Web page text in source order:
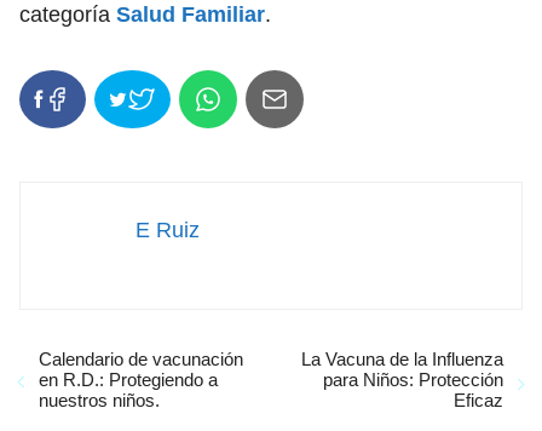
categoría Salud Familiar.
E Ruiz
Calendario de vacunación
en R.D.: Protegiendo a
nuestros niños.
La Vacuna de la Influenza
para Niños: Protección
Eficaz